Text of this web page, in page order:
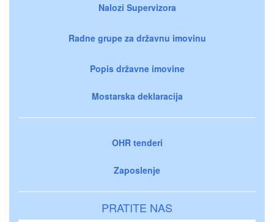
Nalozi Supervizora
Radne grupe za državnu imovinu
Popis državne imovine
Mostarska deklaracija
OHR tenderi
Zaposlenje
PRATITE NAS